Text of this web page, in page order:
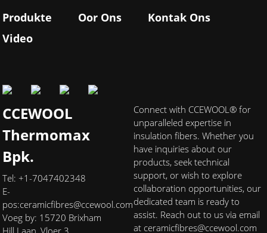
Produkte Oor Ons
Kontak Ons
Video
CCEWOOL
Thermomax
Bpk.
Tel: +1-7047402348
E-
pos:ceramicfibres@ccewool.com
Voeg by: 15720 Brixham
Hill Laan, Vloer 3,
Connect with CCEWOOL® for
unparalleled expertise in
insulation fibers. Whether you
have inquiries about our
products, seek technical
support, or wish to explore
collaboration opportunities, our
dedicated team is ready to
assist. Reach out to us via email
at ceramicfibres@ccewool.com